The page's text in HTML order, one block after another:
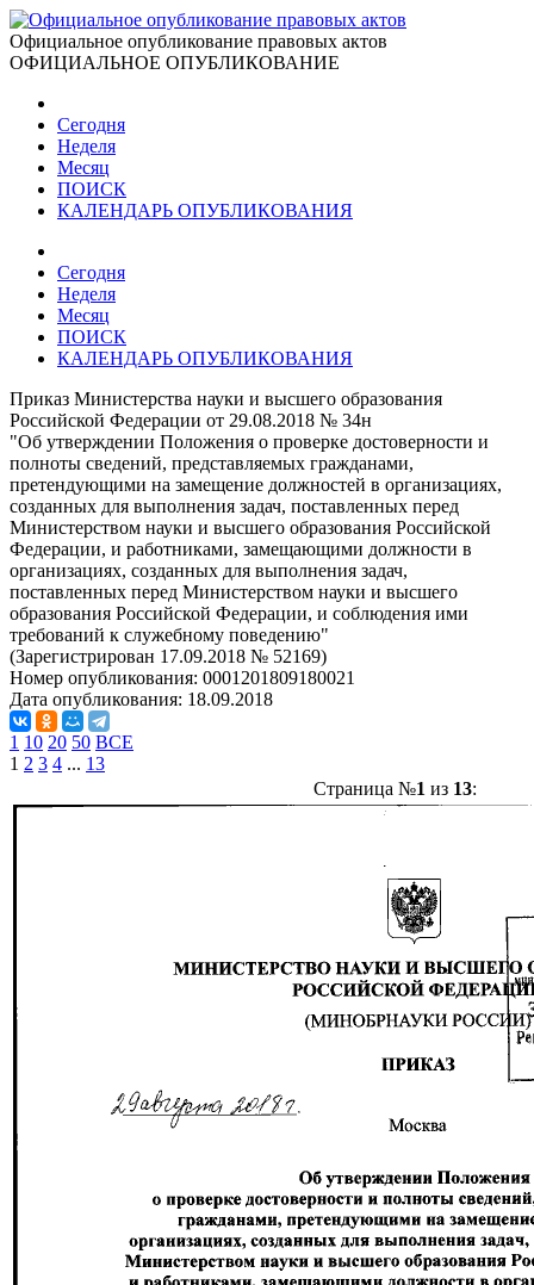
Официальное опубликование правовых актов
ОФИЦИАЛЬНОЕ ОПУБЛИКОВАНИЕ
Сегодня
Неделя
Месяц
ПОИСК
КАЛЕНДАРЬ ОПУБЛИКОВАНИЯ
Сегодня
Неделя
Месяц
ПОИСК
КАЛЕНДАРЬ ОПУБЛИКОВАНИЯ
Приказ Министерства науки и высшего образования
Российской Федерации от 29.08.2018 № 34н
"Об утверждении Положения о проверке достоверности и
полноты сведений, представляемых гражданами,
претендующими на замещение должностей в организациях,
созданных для выполнения задач, поставленных перед
Министерством науки и высшего образования Российской
Федерации, и работниками, замещающими должности в
организациях, созданных для выполнения задач,
поставленных перед Министерством науки и высшего
образования Российской Федерации, и соблюдения ими
требований к служебному поведению"
(Зарегистрирован 17.09.2018 № 52169)
Номер опубликования: 0001201809180021
Дата опубликования: 18.09.2018
1 10 20 50 ВСЕ
1 2 3 4 ... 13
Страница №1 из 13: